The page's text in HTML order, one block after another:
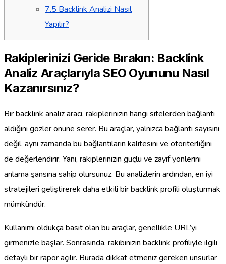
7.5 Backlink Analizi Nasıl
Yapılır?
Rakiplerinizi Geride Bırakın: Backlink
Analiz Araçlarıyla SEO Oyununu Nasıl
Kazanırsınız?
Bir backlink analiz aracı, rakiplerinizin hangi sitelerden bağlantı
aldığını gözler önüne serer. Bu araçlar, yalnızca bağlantı sayısını
değil, aynı zamanda bu bağlantıların kalitesini ve otoriterliğini
de değerlendirir. Yani, rakiplerinizin güçlü ve zayıf yönlerini
anlama şansına sahip olursunuz. Bu analizlerin ardından, en iyi
stratejileri geliştirerek daha etkili bir backlink profili oluşturmak
mümkündür.
Kullanımı oldukça basit olan bu araçlar, genellikle URL’yi
girmenizle başlar. Sonrasında, rakibinizin backlink profiliyle ilgili
detaylı bir rapor açılır. Burada dikkat etmeniz gereken unsurlar